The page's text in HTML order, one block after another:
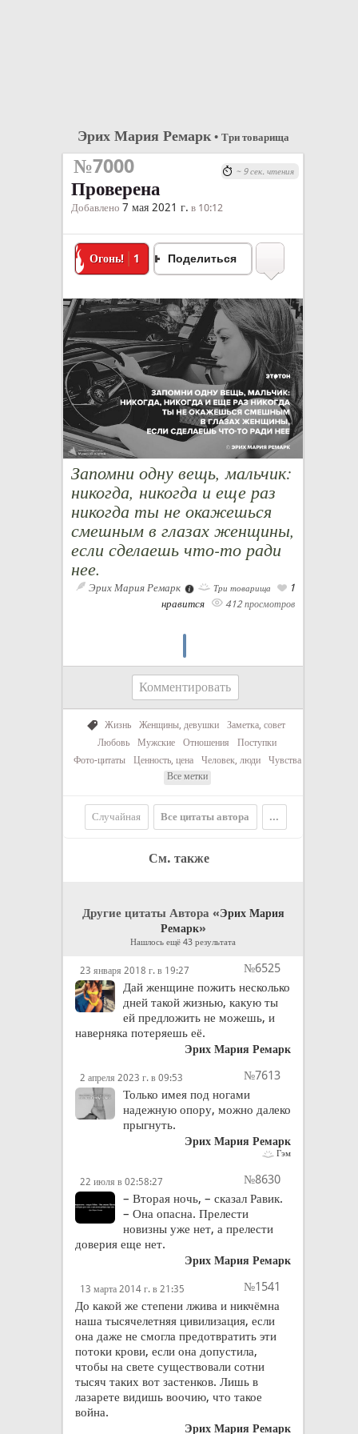
Эрих Мария Ремарк• Три товарища
№7000
Проверена
Добавлено 7 мая 2021 г. в 10:12
Огонь! 1 Поделиться
Запомни одну вещь, мальчик:
никогда, никогда и еще раз
никогда ты не окажешься
смешным в глазах женщины,
если сделаешь что-то ради
нее.
Эрих Мария Ремарк Три товарища
1
нравится
412 просмотров
~ 9 сек. чтения
Комментировать
Жизнь Женщины, девушки
Заметка, совет
Любовь
Мужские Отношения
Поступки
Фото-цитаты
Ценность, цена Человек, люди
Чувства
Все метки
Случайная Все цитаты автора ...
См. также
Другие цитаты Автора «Эрих Мария
Ремарк»
Нашлось ещё 43 результата
23 января 2018 г. в 19:27
№6525
Дай женщине пожить несколько
дней такой жизнью, какую ты
ей предложить не можешь, и
наверняка потеряешь её.
Эрих Мария Ремарк
2 апреля 2023 г. в 09:53
№7613
Только имея под ногами
надежную опору, можно далеко
прыгнуть.
Эрих Мария Ремарк
Гэм
22 июля в 02:58:27
№8630
– Вторая ночь, – сказал Равик.
– Она опасна. Прелести
новизны уже нет, а прелести
доверия еще нет.
Эрих Мария Ремарк
13 марта 2014 г. в 21:35
№1541
До какой же степени лжива и никчёмна
наша тысячелетняя цивилизация, если
она даже не смогла предотвратить эти
потоки крови, если она допустила,
чтобы на свете существовали сотни
тысяч таких вот застенков. Лишь в
лазарете видишь воочию, что такое
война.
Эрих Мария Ремарк